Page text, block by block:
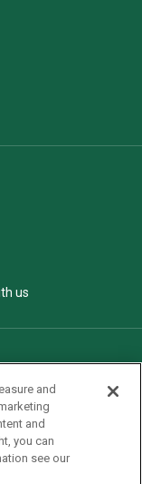
us
and
and
you can
see our